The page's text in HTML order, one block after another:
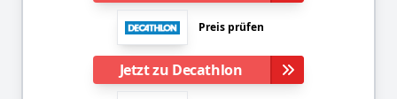
Preis prüfen
Jetzt zu Decathlon